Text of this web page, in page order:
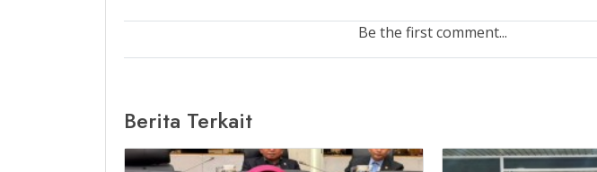
Be the first comment...
Berita Terkait